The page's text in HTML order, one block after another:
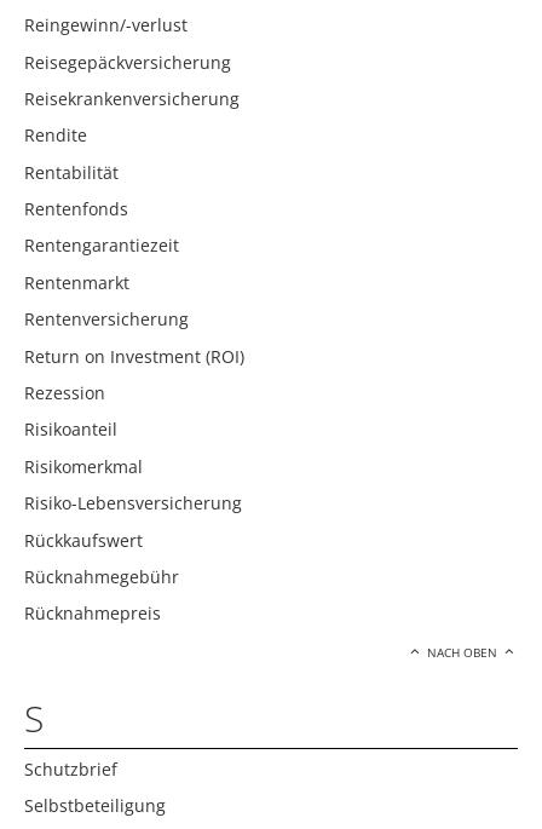
Reingewinn/-verlust
Reisegepäckversicherung
Reisekrankenversicherung
Rendite
Rentabilität
Rentenfonds
Rentengarantiezeit
Rentenmarkt
Rentenversicherung
Return on Investment (ROI)
Rezession
Risikoanteil
Risikomerkmal
Risiko-Lebensversicherung
Rückkaufswert
Rücknahmegebühr
Rücknahmepreis
NACH OBEN
S
Schutzbrief
Selbstbeteiligung